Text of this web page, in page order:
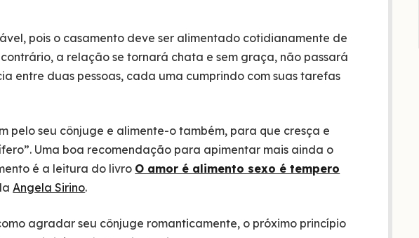
pois o casamento deve ser alimentado cotidianamente de
a relação se tornará chata e sem graça, não passará
entre duas pessoas, cada uma cumprindo com suas tarefas
pelo seu cônjuge e alimente-o também, para que cresça e
Uma boa recomendação para apimentar mais ainda o
é a leitura do livro O amor é alimento sexo é tempero
Angela Sirino.
agradar seu cônjuge romanticamente, o próximo princípio